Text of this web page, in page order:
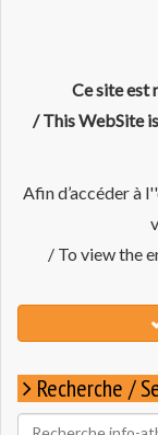
Ce site est
/ This WebSite
Afin d’accéder à
/ To view the
Recherche /
Rechercher